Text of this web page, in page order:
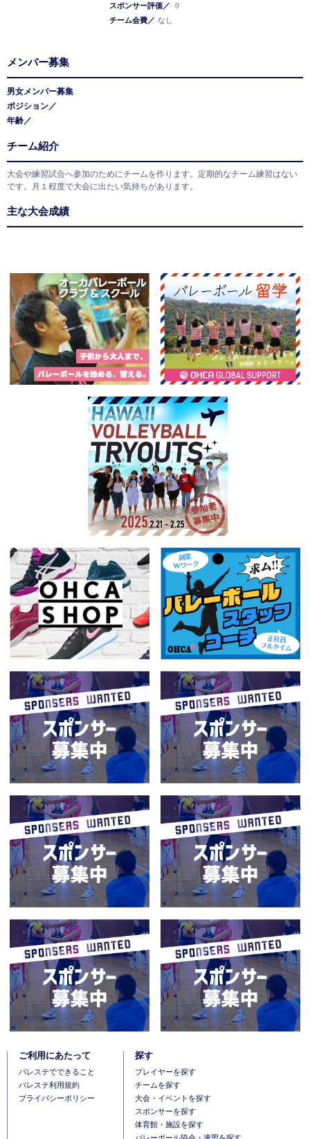
スポンサー評価／
0
チーム会費／ なし
メンバー募集
男女メンバー募集
ポジション／
年齢／
チーム紹介
大会や練習試合へ参加のためにチームを作ります。定期的なチーム練習はない
です。月１程度で大会に出たい気持ちがあります。
主な大会成績
ご利用にあたって
バレステでできること
バレステ利用規約
プライバシーポリシー
探す
プレイヤーを探す
チームを探す
大会・イベントを探す
スポンサーを探す
体育館・施設を探す